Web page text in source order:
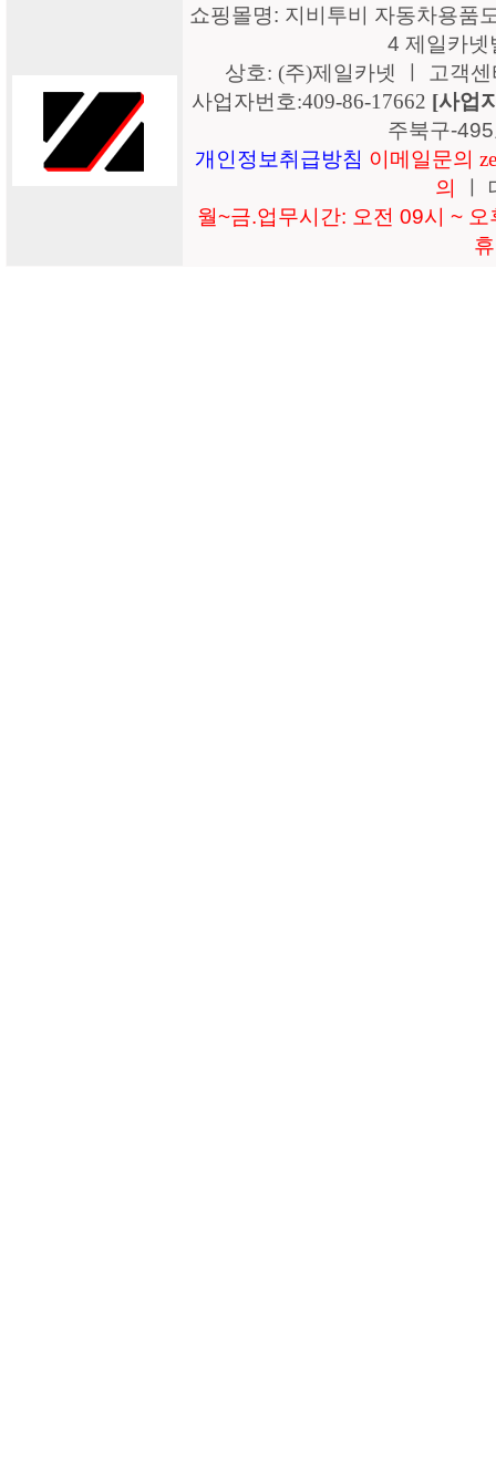
쇼핑몰명: 지비투비 자동차용품
4 제일카
상호: (주)제일카넷 ㅣ 고객
사업자번호:409-86-17662 [사업
주북구-
개인정보취급방침 이메일문의
의
월~금.업무시간: 오전 09시 ~